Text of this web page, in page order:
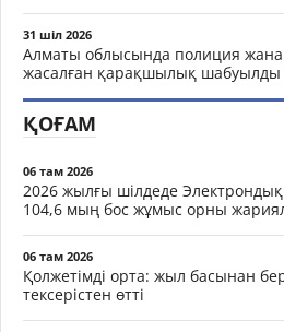
31 шіл 2026
Алматы облысында полиция
жасалған қарақшылық шабуылды
ҚОҒАМ
06 там 2026
2026 жылғы шілдеде
104,6 мың бос жұмыс орны
06 там 2026
Қолжетімді орта: жыл басынан
тексерістен өтті